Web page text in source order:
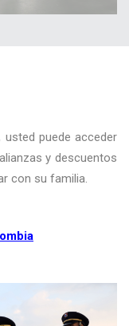
puede acceder
y descuentos
con su familia.